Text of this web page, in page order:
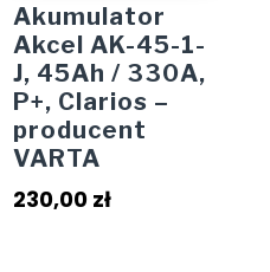
Akumulator
Akcel AK-45-1-
J, 45Ah / 330A,
P+, Clarios –
producent
VARTA
230,00 zł